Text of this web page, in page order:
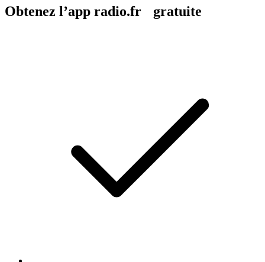
Obtenez l’app radio.fr gratuite